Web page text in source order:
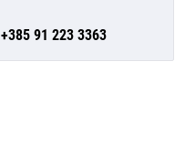
+385 91 223 3363